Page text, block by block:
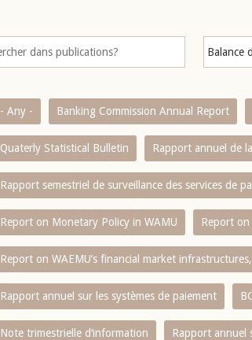
- Any - Banking Commission Annual Report
Quaterly Statistical Bulletin Rapport annuel de
Rapport semestriel de surveillance des services de
Report on Monetary Policy in WAMU Report
Report on WAEMU’s financial market
Rapport annuel sur les systèmes de paiement
Note trimestrielle d‘information Rapport annuel